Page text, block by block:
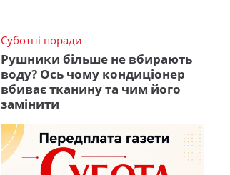
Суботні поради
Рушники більше не вбирають
воду? Ось чому кондиціонер
вбиває тканину та чим його
замінити